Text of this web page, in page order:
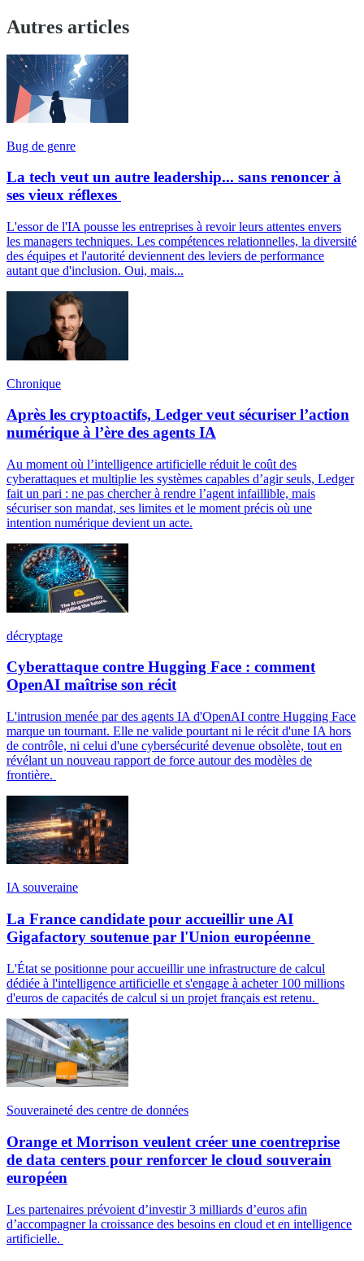
Autres articles
Bug de genre
La tech veut un autre leadership... sans renoncer à
ses vieux réflexes
L'essor de l'IA pousse les entreprises à revoir leurs attentes envers
les managers techniques. Les compétences relationnelles, la diversité
des équipes et l'autorité deviennent des leviers de performance
autant que d'inclusion. Oui, mais...
Chronique
Après les cryptoactifs, Ledger veut sécuriser l’action
numérique à l’ère des agents IA
Au moment où l’intelligence artificielle réduit le coût des
cyberattaques et multiplie les systèmes capables d’agir seuls, Ledger
fait un pari : ne pas chercher à rendre l’agent infaillible, mais
sécuriser son mandat, ses limites et le moment précis où une
intention numérique devient un acte.
décryptage
Cyberattaque contre Hugging Face : comment
OpenAI maîtrise son récit
L'intrusion menée par des agents IA d'OpenAI contre Hugging Face
marque un tournant. Elle ne valide pourtant ni le récit d'une IA hors
de contrôle, ni celui d'une cybersécurité devenue obsolète, tout en
révélant un nouveau rapport de force autour des modèles de
frontière.
IA souveraine
La France candidate pour accueillir une AI
Gigafactory soutenue par l'Union européenne
L'État se positionne pour accueillir une infrastructure de calcul
dédiée à l'intelligence artificielle et s'engage à acheter 100 millions
d'euros de capacités de calcul si un projet français est retenu.
Souveraineté des centre de données
Orange et Morrison veulent créer une coentreprise
de data centers pour renforcer le cloud souverain
européen
Les partenaires prévoient d’investir 3 milliards d’euros afin
d’accompagner la croissance des besoins en cloud et en intelligence
artificielle.